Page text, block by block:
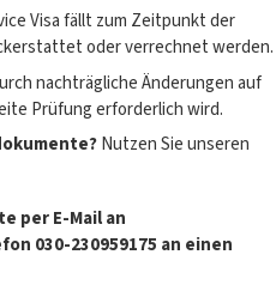
Visa fällt zum Zeitpunkt der
oder verrechnet werden.
nachträgliche Änderungen auf
Prüfung erforderlich wird.
Nutzen Sie unseren
per E-Mail an
030-230959175 an einen